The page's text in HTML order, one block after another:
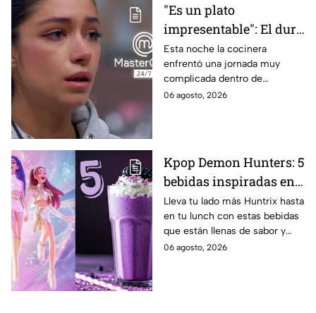
"Es un plato
impresentable": El duro
regaño que hizo llorar a
Michelle dentro de
MasterChef 24/7
Esta noche la cocinera
enfrentó una jornada muy
complicada dentro de
MasterChef 24/7.
06 agosto, 2026
Kpop Demon Hunters: 5
bebidas inspiradas en
las guerreras Huntrix
para llevar a la escuela
este regreso a clases
2026; son saludables y
Lleva tu lado más Huntrix hasta
en tu lunch con estas bebidas
que están llenas de sabor y
frescura.
06 agosto, 2026